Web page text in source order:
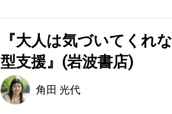
『大人は気づいてくれ
型支援』(岩波書店)
角田 光代